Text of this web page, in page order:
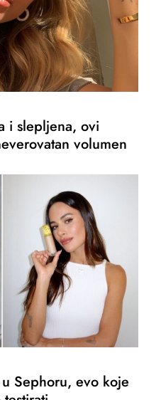
i slepljena, ovi
volumen
Sephoru, evo koje